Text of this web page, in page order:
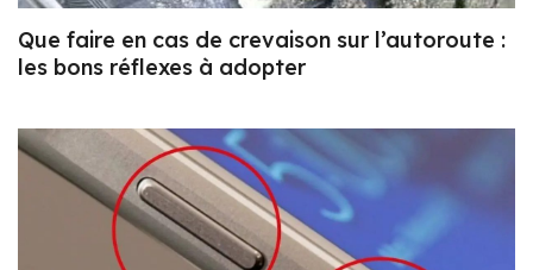
Que faire en cas de crevaison sur l’autoroute :
les bons réflexes à adopter